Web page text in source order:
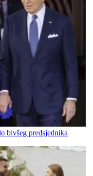
bivšeg predsjednika